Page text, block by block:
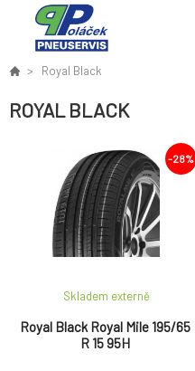
Royal Black
ROYAL BLACK
-28%
Royal Black Royal Mile 195/65
R 15 95H
Skladem externě